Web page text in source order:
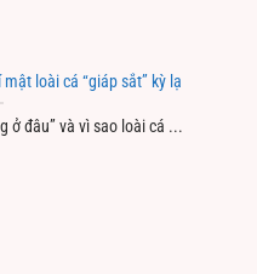
loài cá “giáp sắt” kỳ lạ
ở đâu” và vì sao loài cá ...